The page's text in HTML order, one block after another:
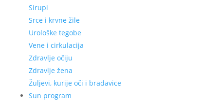
Sirupi
Srce i krvne žile
Urološke tegobe
Vene i cirkulacija
Zdravlje očiju
Zdravlje žena
Žuljevi, kurije oči i bradavice
Sun program